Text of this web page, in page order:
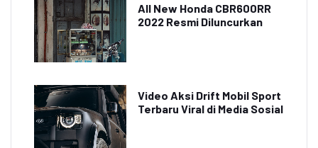
All New Honda CBR600RR
2022 Resmi Diluncurkan
Video Aksi Drift Mobil Sport
Terbaru Viral di Media Sosial